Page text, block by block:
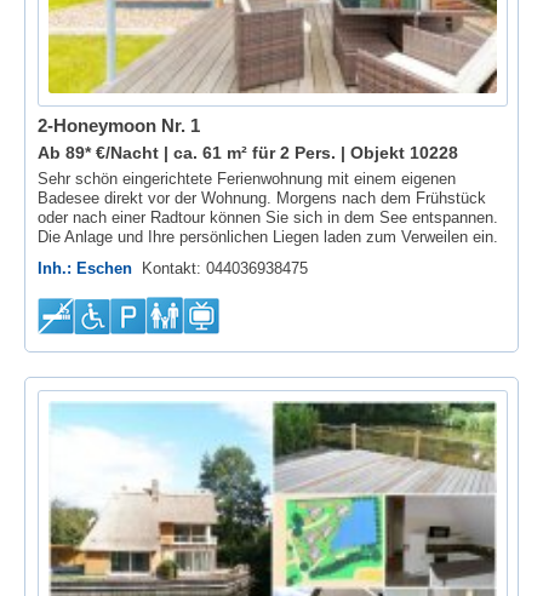
2-Honeymoon Nr. 1
Ab 89* €/Nacht | ca. 61 m² für 2 Pers. | Objekt 10228
Sehr schön eingerichtete Ferienwohnung mit einem eigenen
Badesee direkt vor der Wohnung. Morgens nach dem Frühstück
oder nach einer Radtour können Sie sich in dem See entspannen.
Die Anlage und Ihre persönlichen Liegen laden zum Verweilen ein.
Inh.: Eschen Kontakt: 044036938475